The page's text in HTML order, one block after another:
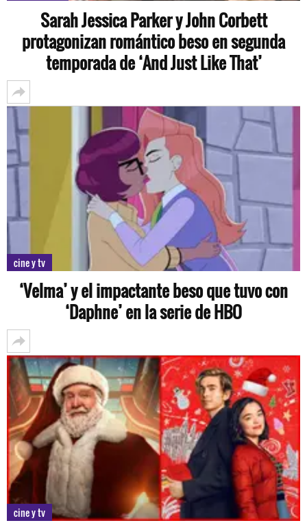
Sarah Jessica Parker y John Corbett
protagonizan romántico beso en segunda
temporada de ‘And Just Like That’
cine y tv
‘Velma’ y el impactante beso que tuvo con
‘Daphne’ en la serie de HBO
cine y tv